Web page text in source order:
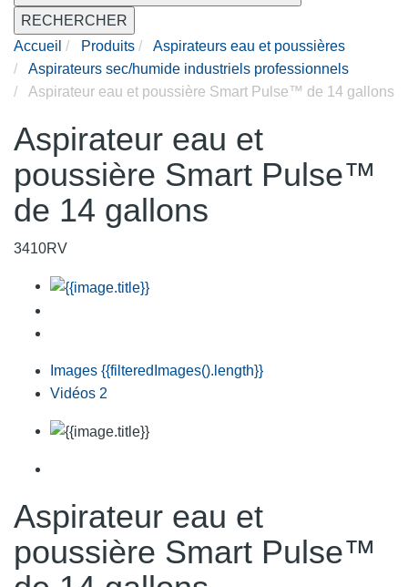
RECHERCHER
Accueil
Produits
Aspirateurs eau et poussières
Aspirateurs sec/humide industriels professionnels
Aspirateur eau et poussière Smart Pulse™ de 14 gallons
Aspirateur eau et
poussière Smart Pulse™
de 14 gallons
3410RV
Images {{filteredImages().length}}
Vidéos 2
Aspirateur eau et
poussière Smart Pulse™